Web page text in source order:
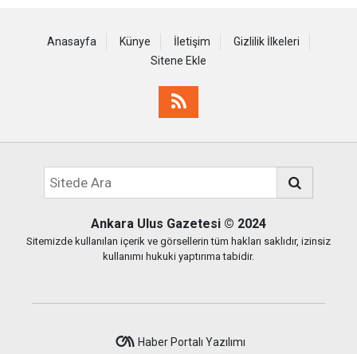
Anasayfa Künye İletişim
Gizlilik İlkeleri
Sitene Ekle
Ankara Ulus Gazetesi © 2024
Sitemizde kullanılan içerik ve görsellerin tüm hakları saklıdır, izinsiz
kullanımı hukuki yaptırıma tabidir.
Haber Portalı Yazılımı